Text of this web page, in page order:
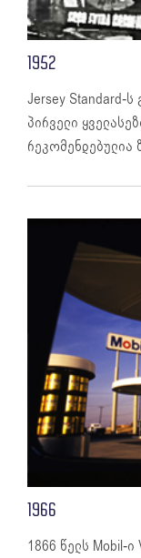
1952
Jersey Standard-
პირველი
რეკომენდებულია
1966
1866 წელს Mobil-ი